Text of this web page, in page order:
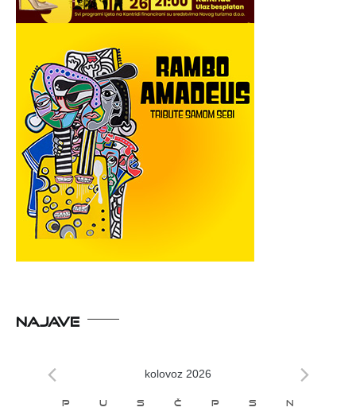
NAJAVE
kolovoz 2026
Kalendar
P U S Č P S N